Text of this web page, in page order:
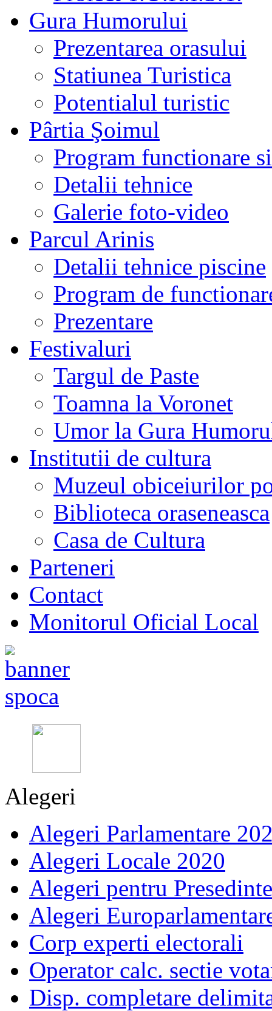
Gura Humorului
Prezentarea orasului
Statiunea Turistica
Potentialul turistic
Pârtia Şoimul
Program functionare
Detalii tehnice
Galerie foto-video
Parcul Arinis
Detalii tehnice piscine
Program de
Prezentare
Festivaluri
Targul de Paste
Toamna la Voronet
Umor la Gura
Institutii de cultura
Muzeul obiceiurilor
Biblioteca oraseneasca
Casa de Cultura
Parteneri
Contact
Monitorul Oficial Local
Alegeri
Alegeri Parlamentare
Alegeri Locale 2020
Alegeri pentru
Alegeri
Corp experti electorali
Operator calc. sectie
Disp. completare